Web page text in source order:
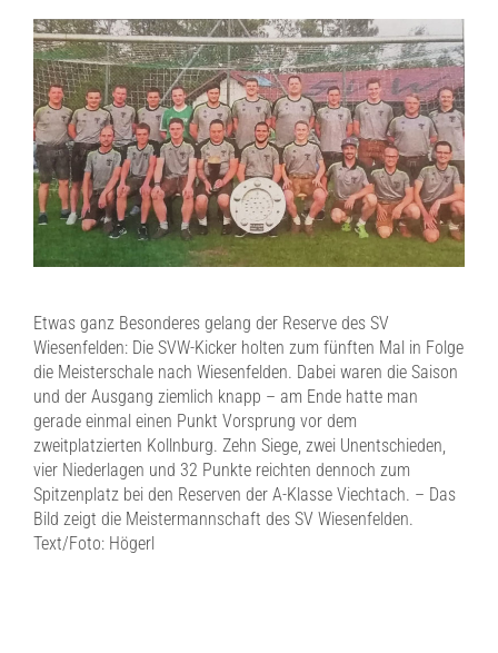
Etwas ganz Besonderes gelang der Reserve des SV
Wiesenfelden: Die SVW-Kicker holten zum fünften Mal in Folge
die Meisterschale nach Wiesenfelden. Dabei waren die Saison
und der Ausgang ziemlich knapp – am Ende hatte man
gerade einmal einen Punkt Vorsprung vor dem
zweitplatzierten Kollnburg. Zehn Siege, zwei Unentschieden,
vier Niederlagen und 32 Punkte reichten dennoch zum
Spitzenplatz bei den Reserven der A-Klasse Viechtach. – Das
Bild zeigt die Meistermannschaft des SV Wiesenfelden.
Text/Foto: Högerl